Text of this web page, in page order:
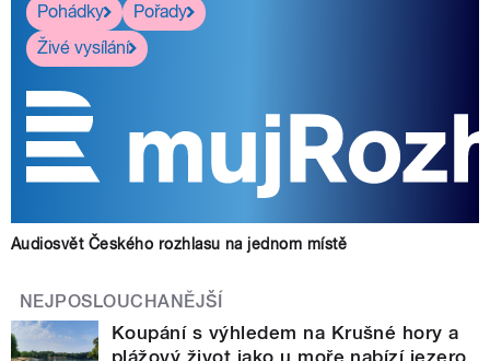
Pohádky
Pořady
Živé vysílání
Audiosvět Českého rozhlasu na jednom místě
NEJPOSLOUCHANĚJŠÍ
Koupání s výhledem na Krušné hory a
plážový život jako u moře nabízí jezero